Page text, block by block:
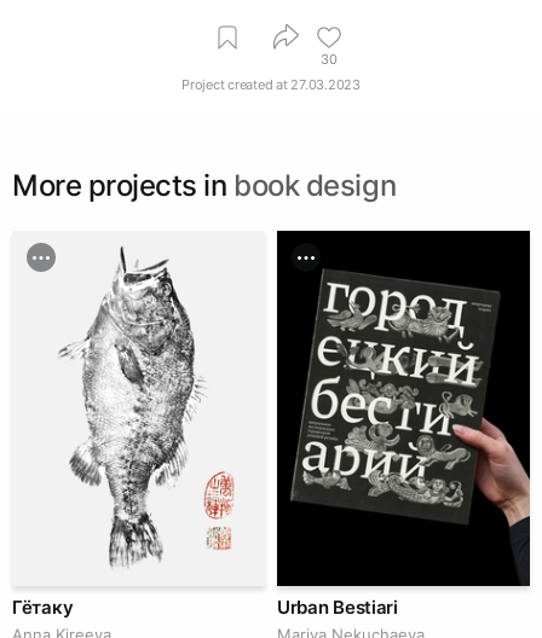
30
Project created at 27.03.2023
More projects in book design
Гётаку
Anna Kireeva
Urban Bestiari
Mariya Nekuchaeva